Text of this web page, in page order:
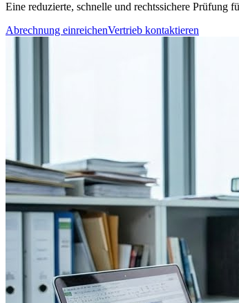
Eine reduzierte, schnelle und rechtssichere Prüfung
Abrechnung einreichenVertrieb kontaktieren